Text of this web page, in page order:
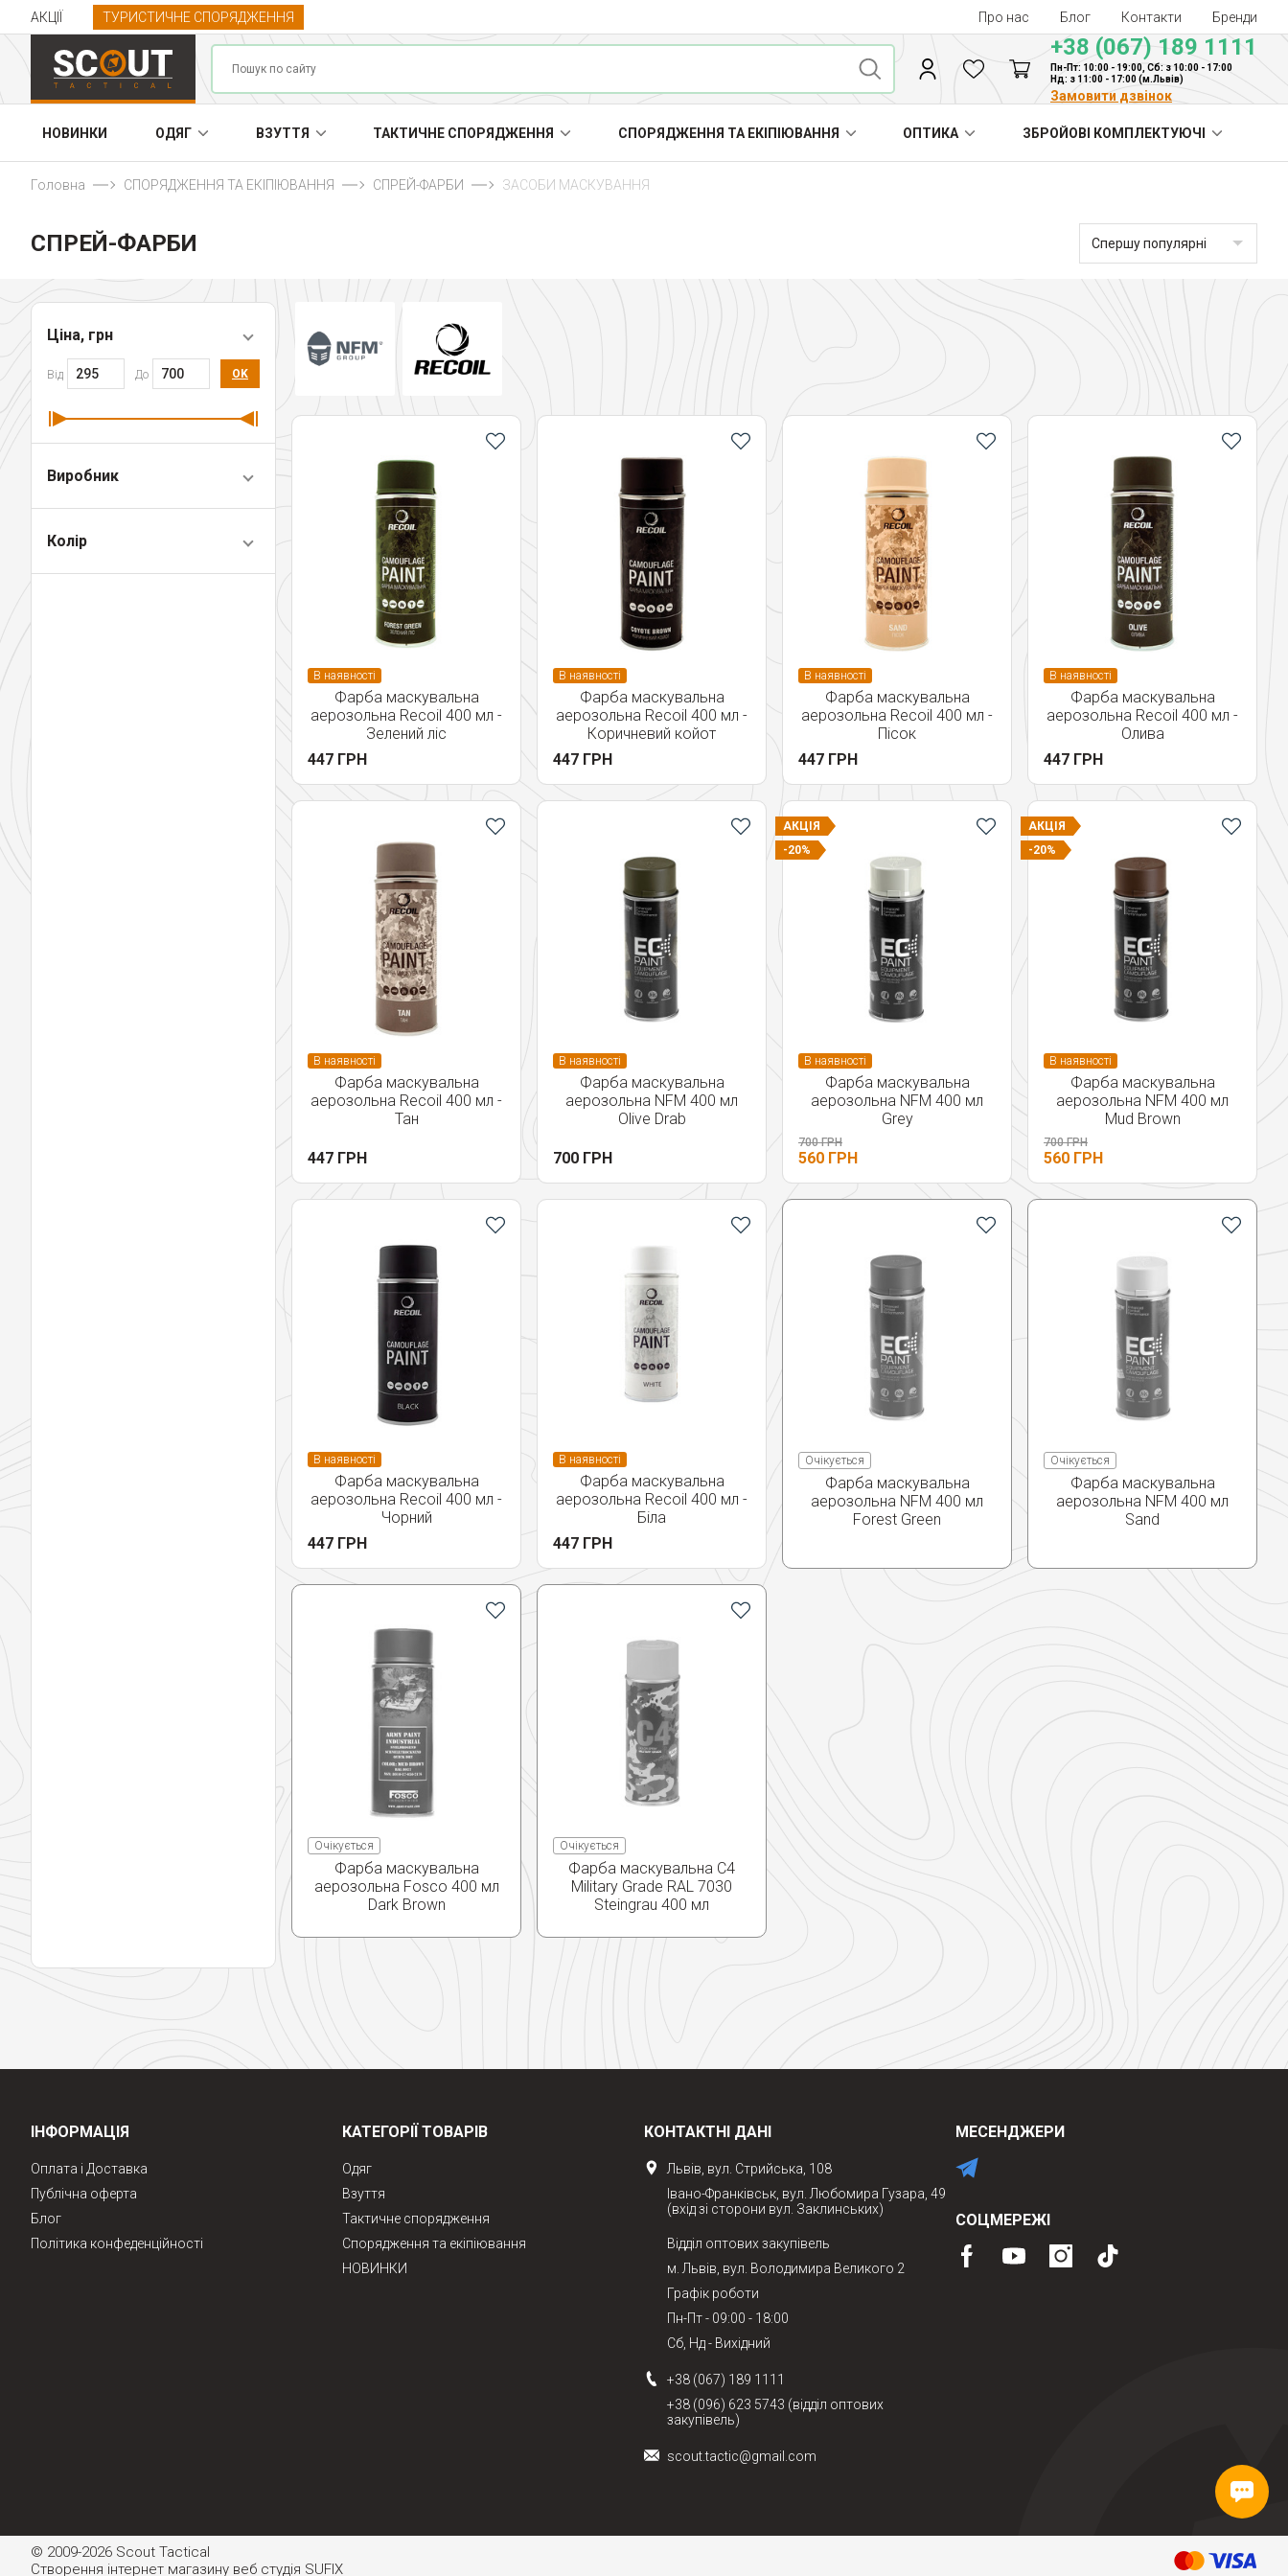
АКЦІЇ ТУРИСТИЧНЕ СПОРЯДЖЕННЯ Про нас Блог Контакти Бренди
+38 (067) 189 1111
Пн-Пт: 10:00 - 19:00, Сб: з 10:00 - 17:00
Нд: з 11:00 - 17:00 (м.Львів)
Замовити дзвінок
НОВИНКИ ОДЯГ ВЗУТТЯ ТАКТИЧНЕ СПОРЯДЖЕННЯ СПОРЯДЖЕННЯ ТА ЕКІПІЮВАННЯ ОПТИКА ЗБРОЙОВІ КОМПЛЕКТУЮЧІ
Головна СПОРЯДЖЕННЯ ТА ЕКІПІЮВАННЯ СПРЕЙ-ФАРБИ ЗАСОБИ МАСКУВАННЯ
СПРЕЙ-ФАРБИ Спершу популярні
Ціна, грн
Від До OK
Виробник
Колір
В наявності
Фарба маскувальна
аерозольна Recoil 400 мл -
Зелений ліс
447 ГРН
В наявності
Фарба маскувальна
аерозольна Recoil 400 мл -
Коричневий койот
447 ГРН
В наявності
Фарба маскувальна
аерозольна Recoil 400 мл -
Пісок
447 ГРН
В наявності
Фарба маскувальна
аерозольна Recoil 400 мл -
Олива
447 ГРН
В наявності
Фарба маскувальна
аерозольна Recoil 400 мл -
Тан
447 ГРН
В наявності
Фарба маскувальна
аерозольна NFM 400 мл
Olive Drab
700 ГРН
АКЦІЯ
-20%
В наявності
Фарба маскувальна
аерозольна NFM 400 мл
Grey
700 ГРН
560 ГРН
АКЦІЯ
-20%
В наявності
Фарба маскувальна
аерозольна NFM 400 мл
Mud Brown
700 ГРН
560 ГРН
В наявності
Фарба маскувальна
аерозольна Recoil 400 мл -
Чорний
447 ГРН
В наявності
Фарба маскувальна
аерозольна Recoil 400 мл -
Біла
447 ГРН
Очікується
Фарба маскувальна
аерозольна NFM 400 мл
Forest Green
Очікується
Фарба маскувальна
аерозольна NFM 400 мл
Sand
Очікується
Фарба маскувальна
аерозольна Fosco 400 мл
Dark Brown
Очікується
Фарба маскувальна C4
Military Grade RAL 7030
Steingrau 400 мл
ІНФОРМАЦІЯ
Оплата і Доставка
Публічна оферта
Блог
Політика конфеденційності
КАТЕГОРІЇ ТОВАРІВ
Одяг
Взуття
Тактичне спорядження
Спорядження та екіпіювання
НОВИНКИ
КОНТАКТНІ ДАНІ
Львів, вул. Стрийська, 108
Івано-Франківськ, вул. Любомира Гузара, 49
(вхід зі сторони вул. Заклинських)
Відділ оптових закупівель
м. Львів, вул. Володимира Великого 2
Графік роботи
Пн-Пт - 09:00 - 18:00
Сб, Нд - Вихідний
+38 (067) 189 1111
+38 (096) 623 5743 (відділ оптових
закупівель)
scout.tactic@gmail.com
МЕСЕНДЖЕРИ
СОЦМЕРЕЖІ
© 2009-2026 Scout Tactical
Створення інтернет магазину веб студія SUFIX